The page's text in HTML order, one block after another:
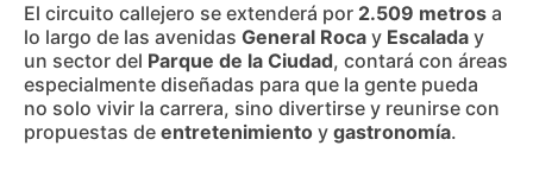
El circuito callejero se extenderá por 2.509 metros a
lo largo de las avenidas General Roca y Escalada y
un sector del Parque de la Ciudad, contará con áreas
especialmente diseñadas para que la gente pueda
no solo vivir la carrera, sino divertirse y reunirse con
propuestas de entretenimiento y gastronomía.